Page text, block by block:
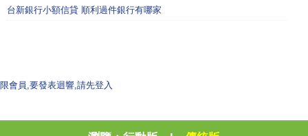
台新銀行小額信貸 順利過件銀行有哪家
限會員,要發表迴響,請先登入